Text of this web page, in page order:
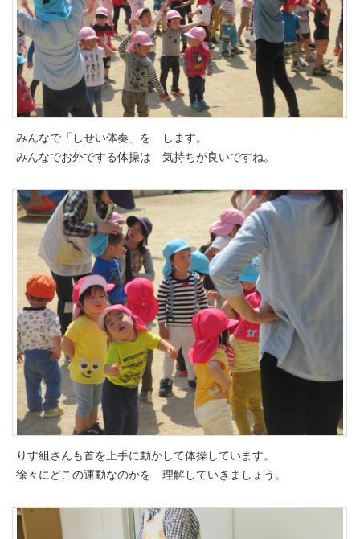
みんなで「しせい体奏」を します。
みんなでお外でする体操は 気持ちが良いですね。
りす組さんも首を上手に動かして体操しています。
徐々にどこの運動なのかを 理解していきましょう。